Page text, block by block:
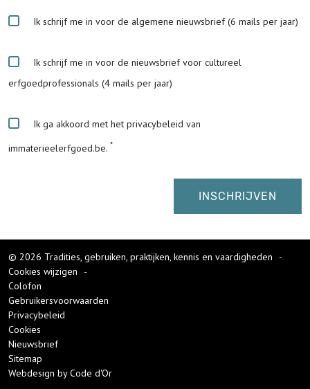
Ik schrijf me in voor de algemene nieuwsbrief (6 mails per jaar)
Ik schrijf me in voor de nieuwsbrief voor cultureel
erfgoedprofessionals (4 mails per jaar)
Ik ga akkoord met het privacybeleid van
immaterieelerfgoed.be.
© 2026 Tradities, gebruiken, praktijken, kennis en vaardigheden
-
Cookies wijzigen
-
Colofon
Gebruikersvoorwaarden
Privacybeleid
Cookies
Nieuwsbrief
Sitemap
Webdesign by Code d'Or